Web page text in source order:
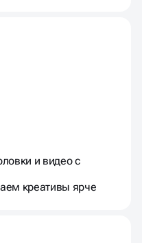
и видео с
креативы ярче